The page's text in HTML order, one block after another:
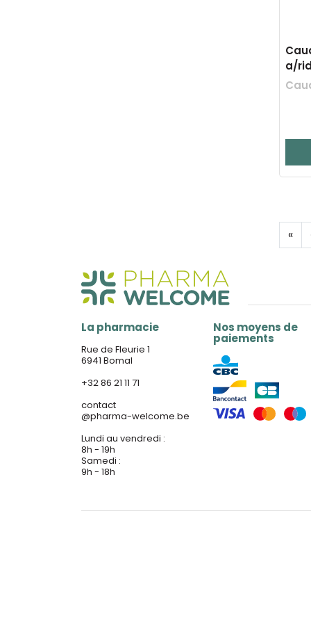
a/
«
La pharmacie
Rue de Fleurie 1
6941 Bomal
+32 86 21 11 71
contact
@pharma-welcome.be
Lundi au vendredi :
8h - 19h
Samedi :
9h - 18h
Nos moyens de
paiements